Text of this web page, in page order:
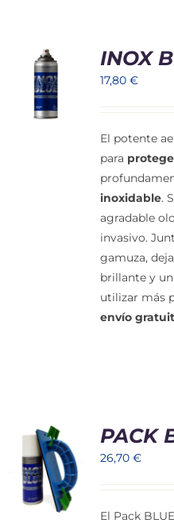
Mi Cuenta INOX
17,80 €
El potente
para
inoxidable.
agradable
invasivo.
gamuza,
brillante y
utilizar más
envío
PACK
26,70 €
El Pack